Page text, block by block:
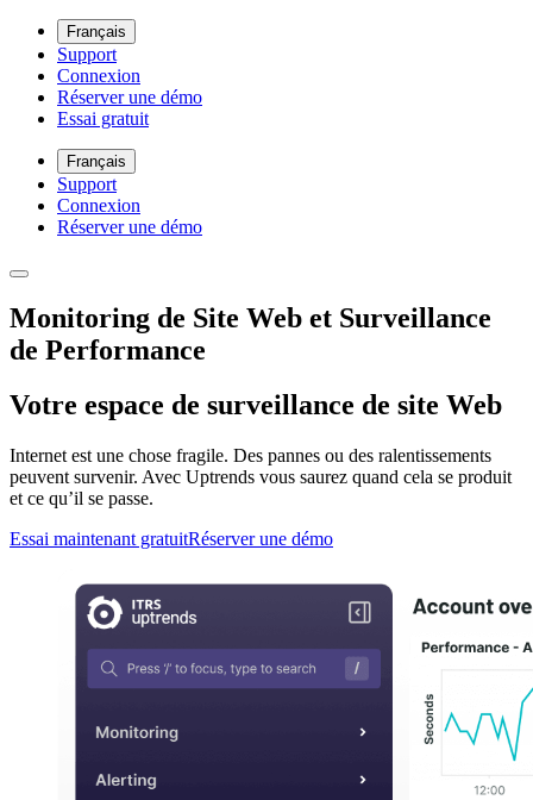
Français
Support
Connexion
Réserver une démo
Essai gratuit
Français
Support
Connexion
Réserver une démo
Monitoring de Site Web et Surveillance
de Performance
Votre espace de surveillance de site Web
Internet est une chose fragile. Des pannes ou des ralentissements
peuvent survenir. Avec Uptrends vous saurez quand cela se produit
et ce qu’il se passe.
Essai maintenant gratuitRéserver une démo